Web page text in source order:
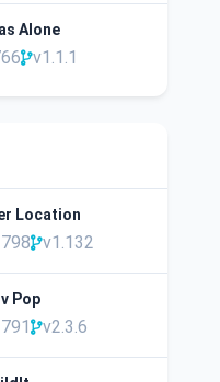
Alone
v1.1.1
Location
v1.132
Pop
v2.3.6